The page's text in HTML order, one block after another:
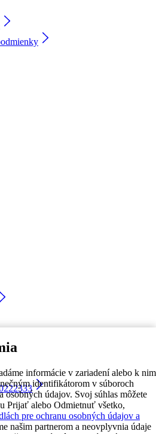
informácie v zariadení alebo k nim
identifikátorom v súboroch
osobných údajov. Svoj súhlas môžete
Prijať alebo Odmietnuť všetko,
pre ochranu osobných údajov a
našim partnerom a neovplyvnia údaje